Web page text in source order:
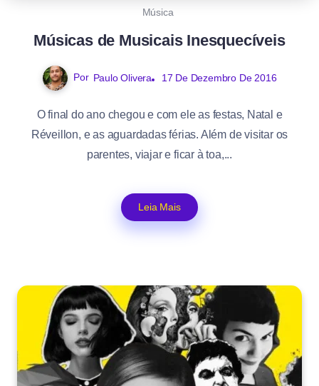
Música
Músicas de Musicais Inesquecíveis
Por Paulo Olivera 17 De Dezembro De 2016
O final do ano chegou e com ele as festas, Natal e
Réveillon, e as aguardadas férias. Além de visitar os
parentes, viajar e ficar à toa,...
Leia Mais